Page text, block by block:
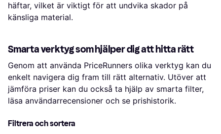
häftar, vilket är viktigt för att undvika skador på
känsliga material.
Smarta verktyg som hjälper dig att hitta rätt
Genom att använda PriceRunners olika verktyg kan du
enkelt navigera dig fram till rätt alternativ. Utöver att
jämföra priser kan du också ta hjälp av smarta filter,
läsa användarrecensioner och se prishistorik.
Filtrera och sortera